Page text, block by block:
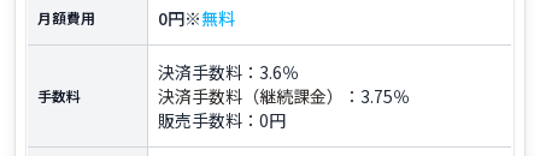
月額費用 0円※無料
手数料
決済手数料：3.6％
決済手数料（継続課金）： 3.75％
販売手数料：0円